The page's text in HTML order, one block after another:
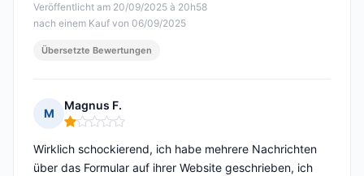
Veröffentlicht am 20/09/2025 à 20h58
nach einem Kauf von 06/09/2025
Übersetzte Bewertungen
M
Magnus F.
Hinweis: 1 von 5
Wirklich schockierend, ich habe mehrere Nachrichten
über das Formular auf ihrer Website geschrieben, ich